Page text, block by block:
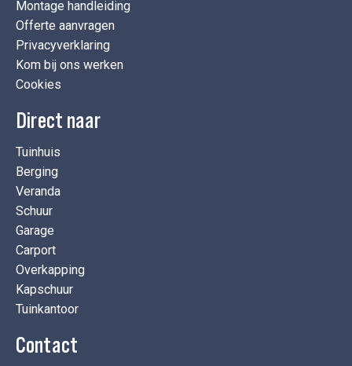
Montage handleiding
Offerte aanvragen
Privacyverklaring
Kom bij ons werken
Cookies
Direct naar
Tuinhuis
Berging
Veranda
Schuur
Garage
Carport
Overkapping
Kapschuur
Tuinkantoor
Contact